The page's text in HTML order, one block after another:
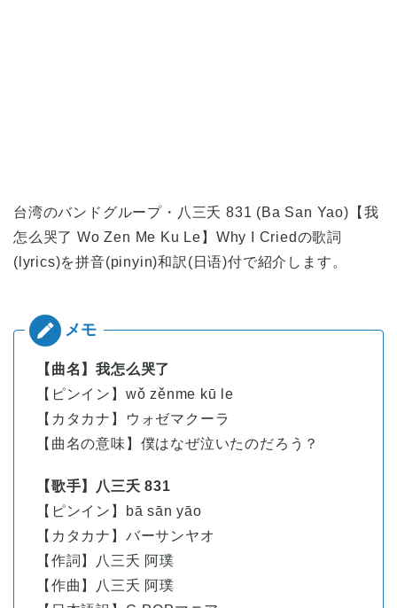
台湾のバンドグループ・八三夭 831 (Ba San Yao)【我
怎么哭了 Wo Zen Me Ku Le】Why I Criedの歌詞
(lyrics)を拼音(pinyin)和訳(日语)付で紹介します。
【曲名】我怎么哭了
【ピンイン】wǒ zěnme kū le
【カタカナ】ウォゼマクーラ
【曲名の意味】僕はなぜ泣いたのだろう？
【歌手】八三夭 831
【ピンイン】
bāsānyāo
【カタカナ】バーサンヤオ
【作詞】八三夭 阿璞
【作曲】八三夭 阿璞